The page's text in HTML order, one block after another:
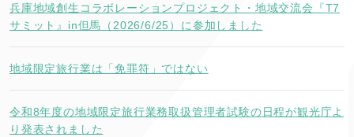
兵庫地域創生コラボレーションプロジェクト・地域交流会『T7
サミット』in但馬（2026/6/25）に参加しました
地域限定旅行業は「免罪符」ではない
令和8年度の地域限定旅行業務取扱管理者試験の日程が観光庁よ
り発表されました